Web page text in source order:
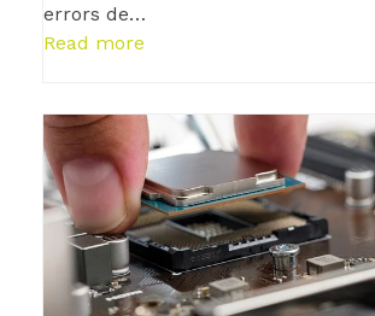
errors de…
Read more